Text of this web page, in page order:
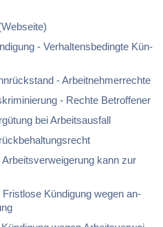
- Ver­hal­tens­be­ding­te Kün­
- Ar­beit­neh­mer­rech­te
- Rech­te Be­trof­fe­ner
bei Ar­beits­aus­fall
kann zur
Kün­di­gung we­gen an­